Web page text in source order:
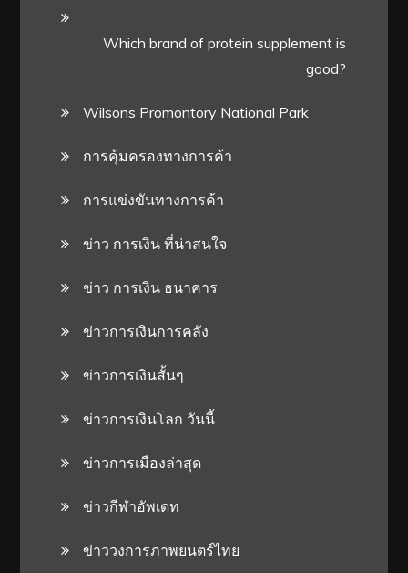
Which brand of protein supplement is
good?
Wilsons Promontory National Park
การคุ้มครองทางการค้า
การแข่งขันทางการค้า
ข่าว การเงิน ที่น่าสนใจ
ข่าว การเงิน ธนาคาร
ข่าวการเงินการคลัง
ข่าวการเงินสั้นๆ
ข่าวการเงินโลก วันนี้
ข่าวการเมืองล่าสุด
ข่าวกีฬาอัพเดท
ข่าววงการภาพยนตร์ไทย